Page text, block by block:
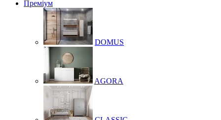
Преміум
DOMUS
AGORA